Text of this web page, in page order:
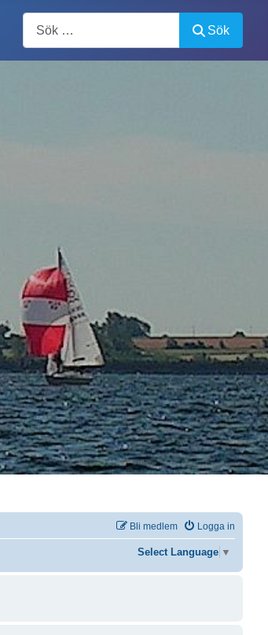
Sök
Logga in
Bli medlem
Select Language ▼